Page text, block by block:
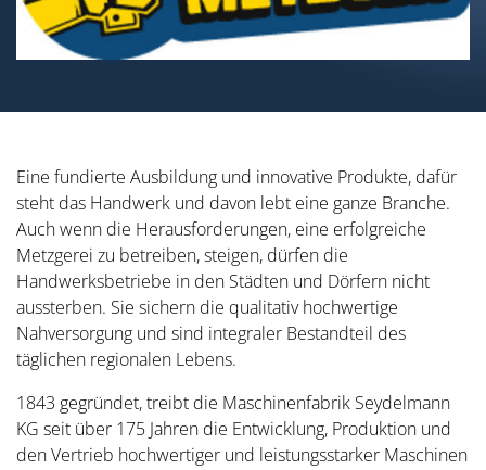
Eine fundierte Ausbildung und innovative Produkte, dafür
steht das Handwerk und davon lebt eine ganze Branche.
Auch wenn die Herausforderungen, eine erfolgreiche
Metzgerei zu betreiben, steigen, dürfen die
Handwerksbetriebe in den Städten und Dörfern nicht
aussterben. Sie sichern die qualitativ hochwertige
Nahversorgung und sind integraler Bestandteil des
täglichen regionalen Lebens.
1843 gegründet, treibt die Maschinenfabrik Seydelmann
KG seit über 175 Jahren die Entwicklung, Produktion und
den Vertrieb hochwertiger und leistungsstarker Maschinen